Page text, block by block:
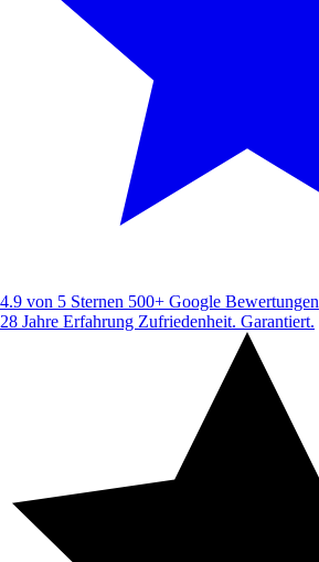
4.9 von 5 Sternen 500+ Google Bewertungen
28 Jahre Erfahrung Zufriedenheit. Garantiert.